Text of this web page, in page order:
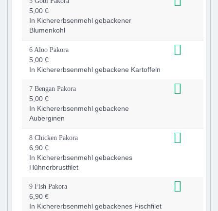
5,00 €
In Kichererbsenmehl gebackener
Blumenkohl
6 Aloo Pakora
5,00 €
In Kichererbsenmehl gebackene Kartoffeln
7 Bengan Pakora
5,00 €
In Kichererbsenmehl gebackene
Auberginen
8 Chicken Pakora
6,90 €
In Kichererbsenmehl gebackenes
Hühnerbrustfilet
9 Fish Pakora
6,90 €
In Kichererbsenmehl gebackenes Fischfilet